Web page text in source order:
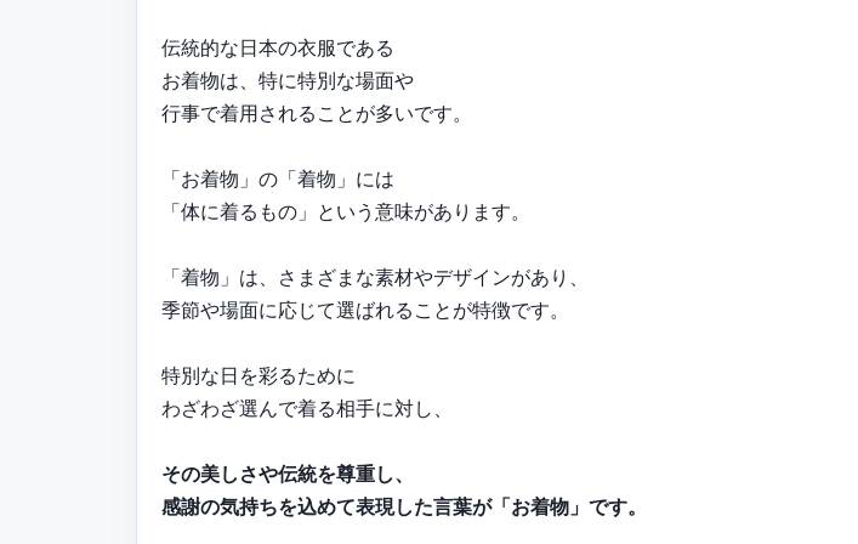
伝統的な日本の衣服である
お着物は、特に特別な場面や
行事で着用されることが多いです。
「お着物」の「着物」には
「体に着るもの」という意味があります。
「着物」は、さまざまな素材やデザインがあり、
季節や場面に応じて選ばれることが特徴です。
特別な日を彩るために
わざわざ選んで着る相手に対し、
その美しさや伝統を尊重し、
感謝の気持ちを込めて表現した言葉が「お着物」です。